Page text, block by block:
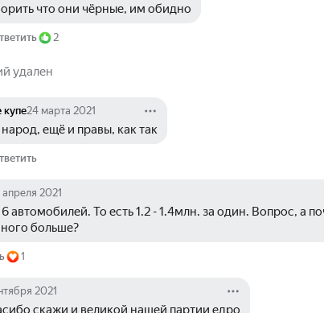
что они чёрные, им обидно
2
удален
купе24 марта 2021
ещё и правы, как так
апреля 2021
автомобилей. То есть 1.2 - 1.4млн. за один. Вопрос, а
больше?
1
2021
скажи и великой нашей партии едро